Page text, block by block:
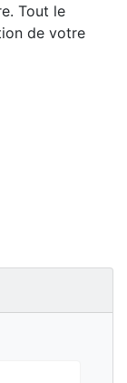
Tout le
de votre